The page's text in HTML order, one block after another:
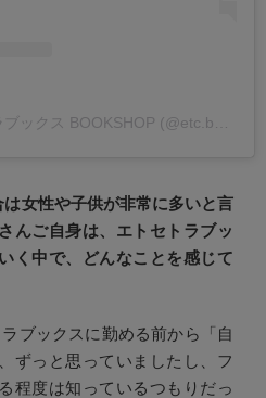
女性や子供が非常に多いと言
んご自身は、エトセトラブッ
く中で、どんなことを感じて
ブックスに勤める前から「自
ずっと思っていましたし、フ
程度は知っているつもりだっ